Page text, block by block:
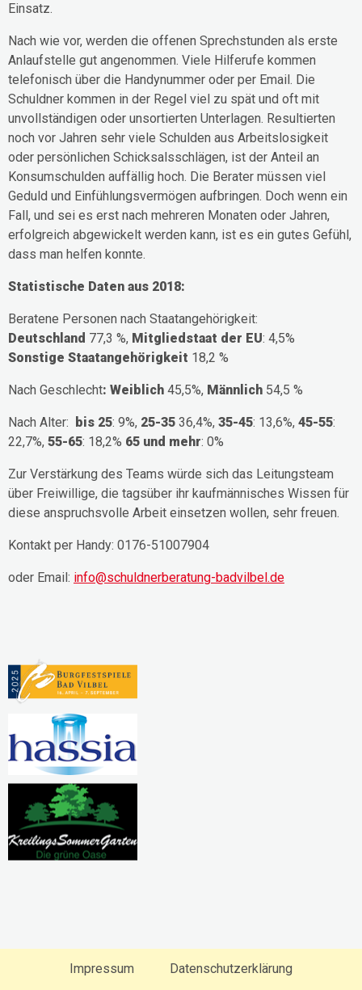
Einsatz.
Nach wie vor, werden die offenen Sprechstunden als erste
Anlaufstelle gut angenommen. Viele Hilferufe kommen
telefonisch über die Handynummer oder per Email. Die
Schuldner kommen in der Regel viel zu spät und oft mit
unvollständigen oder unsortierten Unterlagen. Resultierten
noch vor Jahren sehr viele Schulden aus Arbeitslosigkeit
oder persönlichen Schicksalsschlägen, ist der Anteil an
Konsumschulden auffällig hoch. Die Berater müssen viel
Geduld und Einfühlungsvermögen aufbringen. Doch wenn ein
Fall, und sei es erst nach mehreren Monaten oder Jahren,
erfolgreich abgewickelt werden kann, ist es ein gutes Gefühl,
dass man helfen konnte.
Statistische Daten aus 2018:
Beratene Personen nach Staatangehörigkeit:
Deutschland 77,3 %, Mitgliedstaat der EU: 4,5%
Sonstige Staatangehörigkeit 18,2 %
Nach Geschlecht: Weiblich 45,5%, Männlich 54,5 %
Nach Alter: bis 25: 9%, 25-35 36,4%, 35-45: 13,6%, 45-55:
22,7%, 55-65: 18,2% 65 und mehr: 0%
Zur Verstärkung des Teams würde sich das Leitungsteam
über Freiwillige, die tagsüber ihr kaufmännisches Wissen für
diese anspruchsvolle Arbeit einsetzen wollen, sehr freuen.
Kontakt per Handy: 0176-51007904
oder Email: info@schuldnerberatung-badvilbel.de
Impressum Datenschutzerklärung